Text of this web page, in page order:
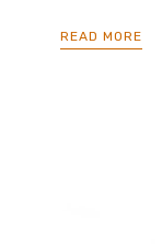
READ MORE